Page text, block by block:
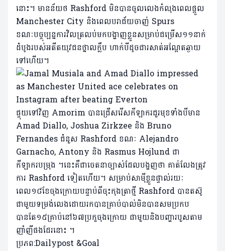
នោះ។ មានន័យថ Rashford មិនបានចូលលេងកំលុងពេលផ្តួល
Manchester City និងពេលបរាជ័យចាញ់ Spurs
ខណៈបច្ចុប្បន្នការវិលត្រលប់មកបង្ហាញខ្លួនសម្រាប់ជម្រើស១១នាក់
ដំបូងរបស់អតីតយុវជនថ្នាលក្លឹប ហាក់បីដូចជារសាត់អណ្តែតឆ្ងាយ
ទៅហើយ។
ផ្ទុយទៅវិញ Amorim បានជ្រើសរើសកីឡាករជួរមុខទាំងបីមាន
Amad Diallo, Joshua Zirkzee និង Bruno
Fernandes ជំនួស Rashford ខណៈ Alejandro
Garnacho, Antony និង Rasmus Hojlund ជា
កីឡាករបម្រុង ។នេះគឺជាចេតនាច្បាស់ដែលបង្ហញថា គាត់លែងត្រូវ
ការ Rashford ទៀតហើយ។ សម្រាប់សាម៉ីខ្លួនផ្ទាល់រយៈ
ពេល១៨ខែចុងក្រោយបន្ទាប់ពីចុះកុងត្រាថ្មី Rashford បានតស៊ូ
ជាមួយទម្រង់លេងដោយរកបានគ្រាប់បាល់មិនបានសមប្រកប
បានតែ១៥គ្រាប់នៅ៦៧ប្រកួចុងក្រោយ ជាមួយនិងបញ្ហារបួសតាម
ញាំញីផងដែរនោះ ។
ប្រភព:Dailypost &Goal